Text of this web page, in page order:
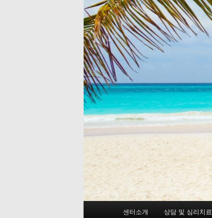
첫
센터소개 상담 및 심리치료